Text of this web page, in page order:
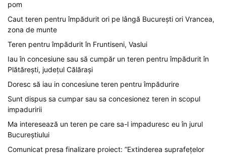
pom
Caut teren pentru împădurit ori pe lângă București ori Vrancea,
zona de munte
Teren pentru împădurit în Fruntiseni, Vaslui
Iau în concesiune sau să cumpăr un teren pentru împădurit în
Plătărești, județul Călărași
Doresc să iau in concesiune teren pentru împădurire
Sunt dispus sa cumpar sau sa concesionez teren in scopul
impaduririi
Ma interesează un teren pe care sa-l impaduresc eu în jurul
Bucureștiului
Comunicat presa finalizare proiect: ”Extinderea suprafețelor